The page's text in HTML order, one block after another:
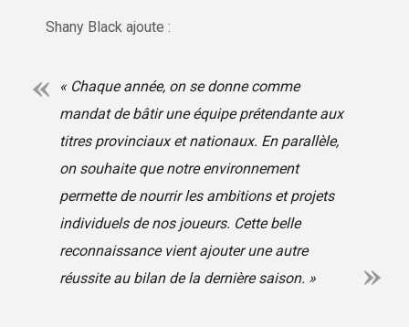
Shany Black ajoute :
« Chaque année, on se donne comme
mandat de bâtir une équipe prétendante aux
titres provinciaux et nationaux. En parallèle,
on souhaite que notre environnement
permette de nourrir les ambitions et projets
individuels de nos joueurs. Cette belle
reconnaissance vient ajouter une autre
réussite au bilan de la dernière saison. »